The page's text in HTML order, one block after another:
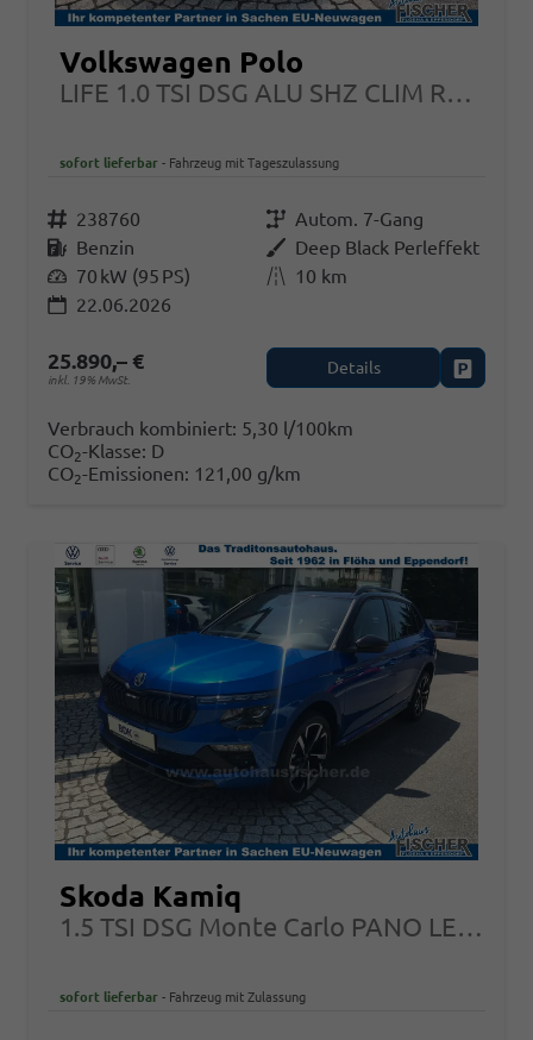
Volkswagen Polo
LIFE 1.0 TSI DSG ALU SHZ CLIM RFK Assistenten
sofort lieferbar Fahrzeug mit Tageszulassung
Fahrzeugnr. 238760 GetriebeAutom. 7-Gang
KraftstoffBenzin AußenfarbeDeep Black Perleffekt
Leistung 70 kW (95 PS) Kilometerstand 10 km
22.06.2026
25.890,– €
inkl. 19% MwSt.
Details
Verbrauch kombiniert: 5,30 l/100km
CO2-Klasse: D
CO2-Emissionen: 121,00 g/km
Skoda Kamiq
1.5 TSI DSG Monte Carlo PANO LED Garantie
sofort lieferbar Fahrzeug mit Zulassung